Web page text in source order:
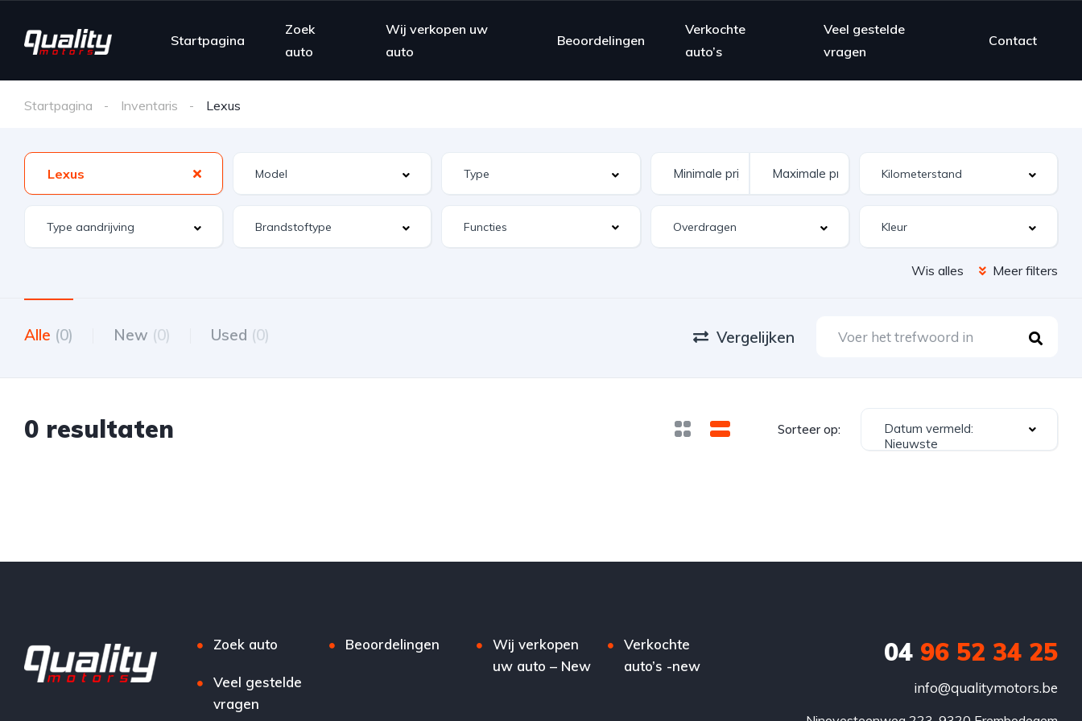
Startpagina
Zoek
auto
Wij verkopen uw
auto
Beoordelingen
Verkochte
auto’s
Veel gestelde
vragen
Contact
Startpagina Inventaris Lexus
Lexus
Functies
Wis alles Meer filters
Alle (0) New (0) Used (0) Vergelijken
0 resultaten Sorteer op:
Datum vermeld:
Nieuwste
Zoek auto Beoordelingen
Veel gestelde
vragen
Wij verkopen
uw auto – New
Verkochte
auto’s -new
0496 52 34 25
info@qualitymotors.be